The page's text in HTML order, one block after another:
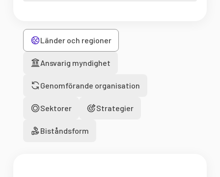
Länder och regioner
Ansvarig myndighet
Genomförande organisation
Sektorer Strategier
Biståndsform